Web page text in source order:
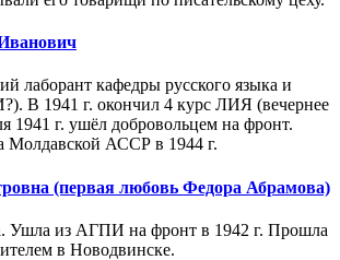
лаборант кафедры русского языка и
В 1941 г. окончил 4 курс ЛИЯ (вечернее
1941 г. ушёл добровольцем на фронт.
Молдавской АССР в 1944 г.
(первая любовь Федора Абрамова)
Ушла из АГПИ на фронт в 1942 г. Прошла
в Новодвинске.